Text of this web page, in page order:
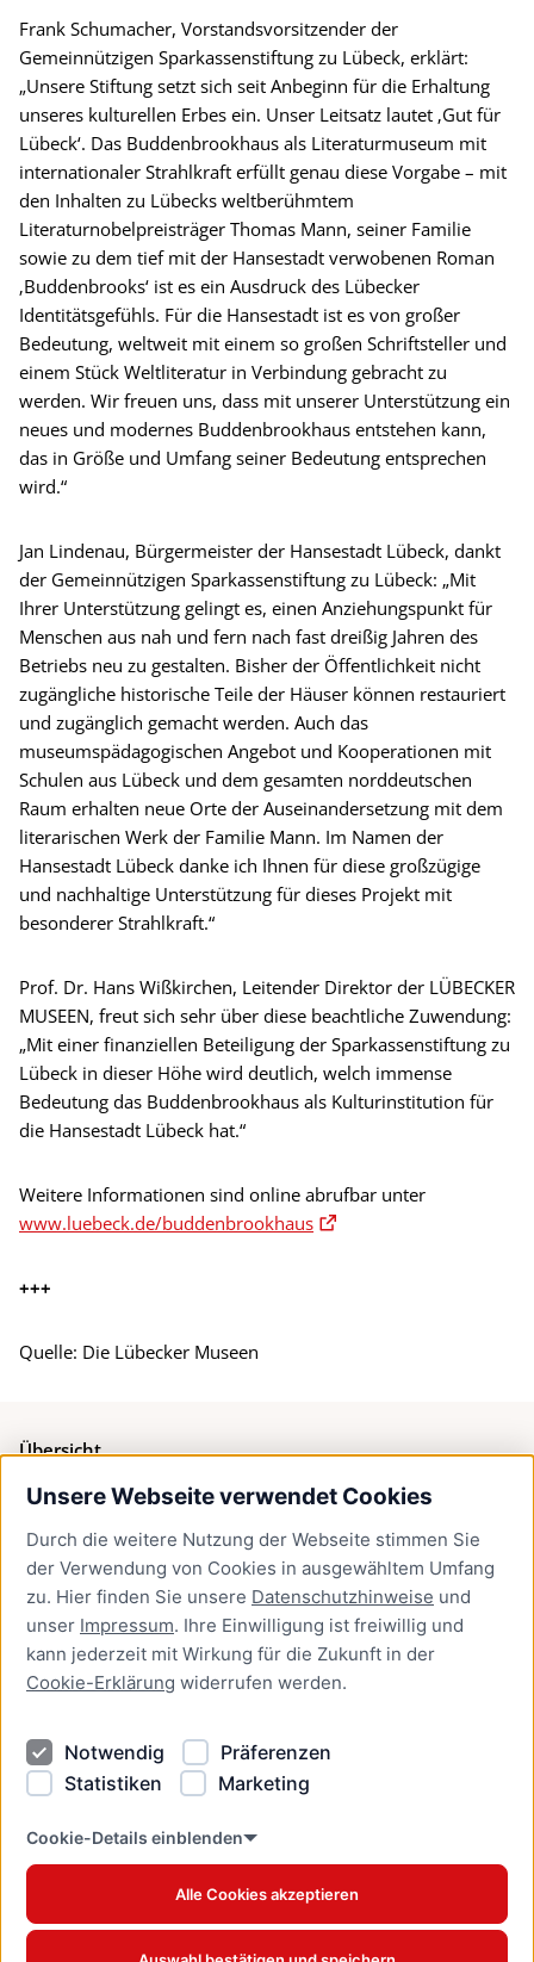
Unsere Webseite verwendet Cookies
Durch die weitere Nutzung der Webseite stimmen Sie
der Verwendung von Cookies in ausgewähltem Umfang
zu. Hier finden Sie unsere Datenschutzhinweise und
unser Impressum. Ihre Einwilligung ist freiwillig und
kann jederzeit mit Wirkung für die Zukunft in der
Cookie-Erklärung widerrufen werden.
Notwendig
Präferenzen
Statistiken
Marketing
Cookie-Details einblenden
Alle Cookies akzeptieren
Frank Schumacher, Vorstandsvorsitzender der
Gemeinnützigen Sparkassenstiftung zu Lübeck, erklärt:
„Unsere Stiftung setzt sich seit Anbeginn für die Erhaltung
unseres kulturellen Erbes ein. Unser Leitsatz lautet ‚Gut für
Lübeck‘. Das Buddenbrookhaus als Literaturmuseum mit
internationaler Strahlkraft erfüllt genau diese Vorgabe – mit
den Inhalten zu Lübecks weltberühmtem
Literaturnobelpreisträger Thomas Mann, seiner Familie
sowie zu dem tief mit der Hansestadt verwobenen Roman
‚Buddenbrooks‘ ist es ein Ausdruck des Lübecker
Identitätsgefühls. Für die Hansestadt ist es von großer
Bedeutung, weltweit mit einem so großen Schriftsteller und
einem Stück Weltliteratur in Verbindung gebracht zu
werden. Wir freuen uns, dass mit unserer Unterstützung ein
neues und modernes Buddenbrookhaus entstehen kann,
das in Größe und Umfang seiner Bedeutung entsprechen
wird.“
Jan Lindenau, Bürgermeister der Hansestadt Lübeck, dankt
der Gemeinnützigen Sparkassenstiftung zu Lübeck: „Mit
Ihrer Unterstützung gelingt es, einen Anziehungspunkt für
Menschen aus nah und fern nach fast dreißig Jahren des
Betriebs neu zu gestalten. Bisher der Öffentlichkeit nicht
zugängliche historische Teile der Häuser können restauriert
und zugänglich gemacht werden. Auch das
museumspädagogischen Angebot und Kooperationen mit
Schulen aus Lübeck und dem gesamten norddeutschen
Raum erhalten neue Orte der Auseinandersetzung mit dem
literarischen Werk der Familie Mann. Im Namen der
Hansestadt Lübeck danke ich Ihnen für diese großzügige
und nachhaltige Unterstützung für dieses Projekt mit
besonderer Strahlkraft.“
Prof. Dr. Hans Wißkirchen, Leitender Direktor der LÜBECKER
MUSEEN, freut sich sehr über diese beachtliche Zuwendung:
„Mit einer finanziellen Beteiligung der Sparkassenstiftung zu
Lübeck in dieser Höhe wird deutlich, welch immense
Bedeutung das Buddenbrookhaus als Kulturinstitution für
die Hansestadt Lübeck hat.“
Weitere Informationen sind online abrufbar unter
www.luebeck.de/buddenbrookhaus
+++
Quelle: Die Lübecker Museen
Übersicht
Bürgerservice
Presse
Newsletter Lübeck:kompakt
Kontakt
Kontakt
Datenschutzhinweise
Barrierefreiheit
Cookie Erklärung
www.luebeck.de